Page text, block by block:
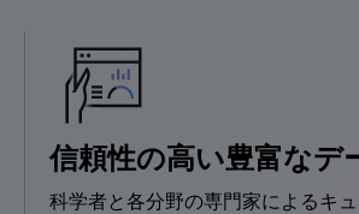
信頼性の高い豊富なデ
科学者と各分野の専門家によるキ